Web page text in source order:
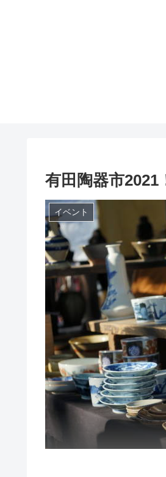
有田陶器市
イベント